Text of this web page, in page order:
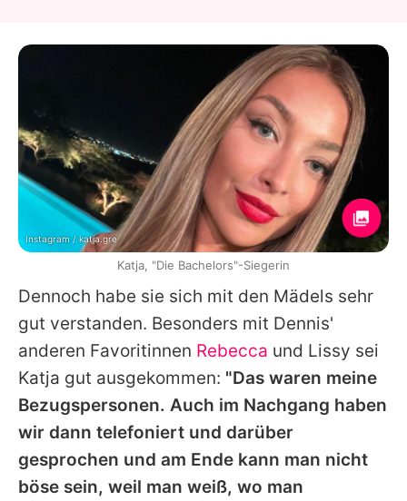
Dennoch habe sie sich mit den Mädels sehr
gut verstanden. Besonders mit Dennis'
anderen Favoritinnen Rebecca und Lissy sei
Katja gut ausgekommen: "Das waren meine
Bezugspersonen. Auch im Nachgang haben
wir dann telefoniert und darüber
gesprochen und am Ende kann man nicht
böse sein, weil man weiß, wo man
Instagram / katja.gre
Katja, "Die Bachelors"-Siegerin